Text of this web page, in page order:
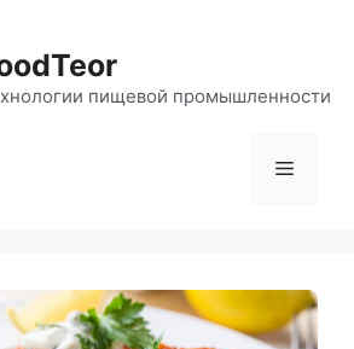
пищевой промышленности
Меню